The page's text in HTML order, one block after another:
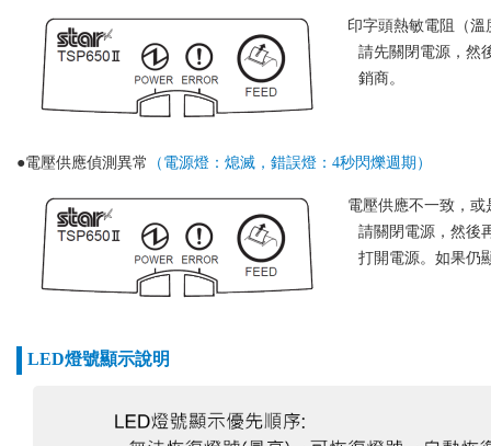
印字頭熱敏電阻（
請先關閉電源，然
銷商。
●電壓供應偵測異常 （電源燈：熄滅，錯誤燈：4秒閃爍週期）
電壓供應不一致，
請關閉電源，然後
打開電源。如果仍
LED燈號顯示說明